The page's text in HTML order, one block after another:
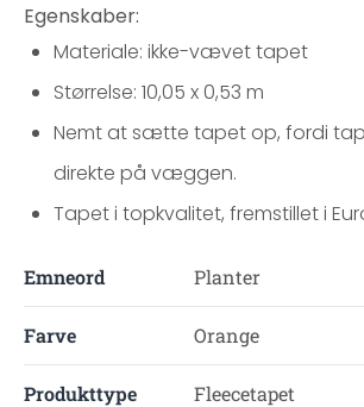
Egenskaber:
Materiale: ikke-vævet tapet
Størrelse: 10,05 x 0,53 m
Nemt at sætte tapet op, fordi
direkte på væggen.
Tapet i topkvalitet, fremstillet i
Emneord Planter
Farve Orange
Produkttype Fleecetapet